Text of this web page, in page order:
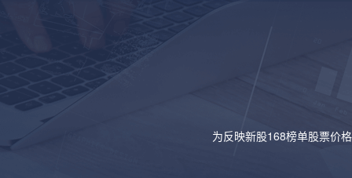
为反映新股168榜单股票价